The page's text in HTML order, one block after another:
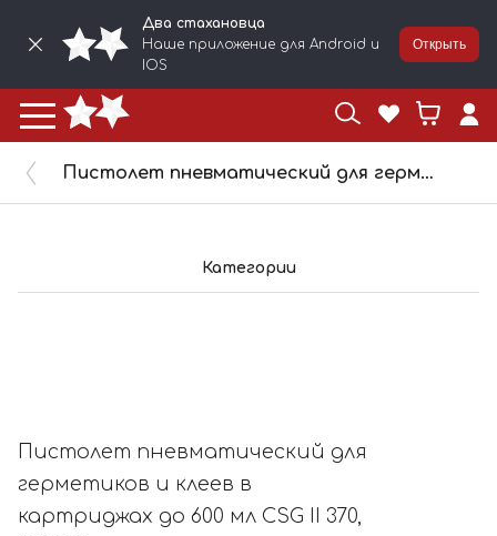
Два стахановца
Наше приложение для Android и
IOS
Открыть
Пистолет пневматический для герметиков и клеев в картриджах до 600 мл CSG II 370, 1020182
Категории
Пистолет пневматический для
герметиков и клеев в
картриджах до 600 мл CSG II 370,